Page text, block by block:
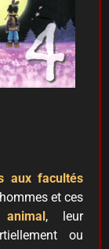
aux facultés
et ces
, leur
ou